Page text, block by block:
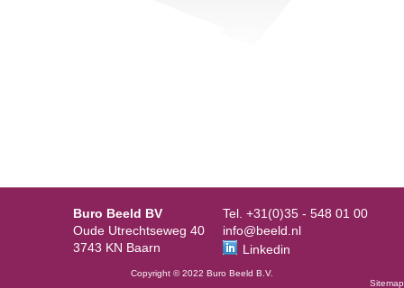
Buro Beeld BV
Oude Utrechtseweg 40
3743 KN Baarn
Tel. +31(0)35 - 548 01 00
info@beeld.nl
Linkedin
Copyright © 2022 Buro Beeld B.V.
Sitemap